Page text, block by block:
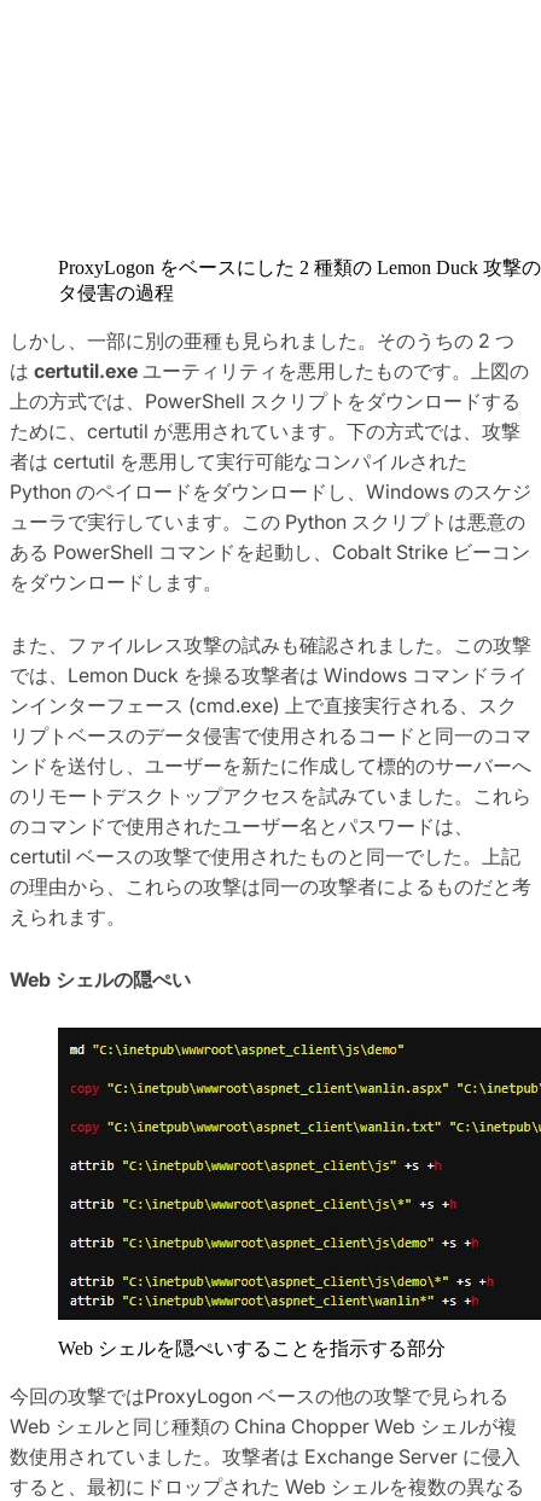
ProxyLogon をベースにした 2 種類の Lemon Duck 攻撃
タ侵害の過程
しかし、一部に別の亜種も見られました。そのうちの 2 つ
は certutil.exe ユーティリティを悪用したものです。上図の
上の方式では、PowerShell スクリプトをダウンロードする
ために、certutil が悪用されています。下の方式では、攻撃
者は certutil を悪用して実行可能なコンパイルされた
Python のペイロードをダウンロードし、Windows のスケジ
ューラで実行しています。この Python スクリプトは悪意の
ある PowerShell コマンドを起動し、Cobalt Strike ビーコン
をダウンロードします。
また、ファイルレス攻撃の試みも確認されました。この攻撃
では、Lemon Duck を操る攻撃者は Windows コマンドライ
ンインターフェース (cmd.exe) 上で直接実行される、スク
リプトベースのデータ侵害で使用されるコードと同一のコマ
ンドを送付し、ユーザーを新たに作成して標的のサーバーへ
のリモートデスクトップアクセスを試みていました。これら
のコマンドで使用されたユーザー名とパスワードは、
certutil ベースの攻撃で使用されたものと同一でした。上記
の理由から、これらの攻撃は同一の攻撃者によるものだと考
えられます。
Web シェルの隠ぺい
Web シェルを隠ぺいすることを指示する部分
今回の攻撃ではProxyLogon ベースの他の攻撃で見られる
Web シェルと同じ種類の China Chopper Web シェルが複
数使用されていました。攻撃者は Exchange Server に侵入
すると、最初にドロップされた Web シェルを複数の異なる